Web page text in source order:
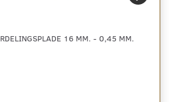
16 MM. - 0,45 MM.